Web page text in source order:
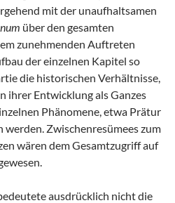
mit der unaufhaltsamen
über den gesamten
zunehmenden Auftreten
der einzelnen Kapitel so
die historischen Verhältnisse,
ihrer Entwicklung als Ganzes
Phänomene, etwa Prätur
Zwischenresümees zum
wären dem Gesamtzugriff auf
ausdrücklich nicht die